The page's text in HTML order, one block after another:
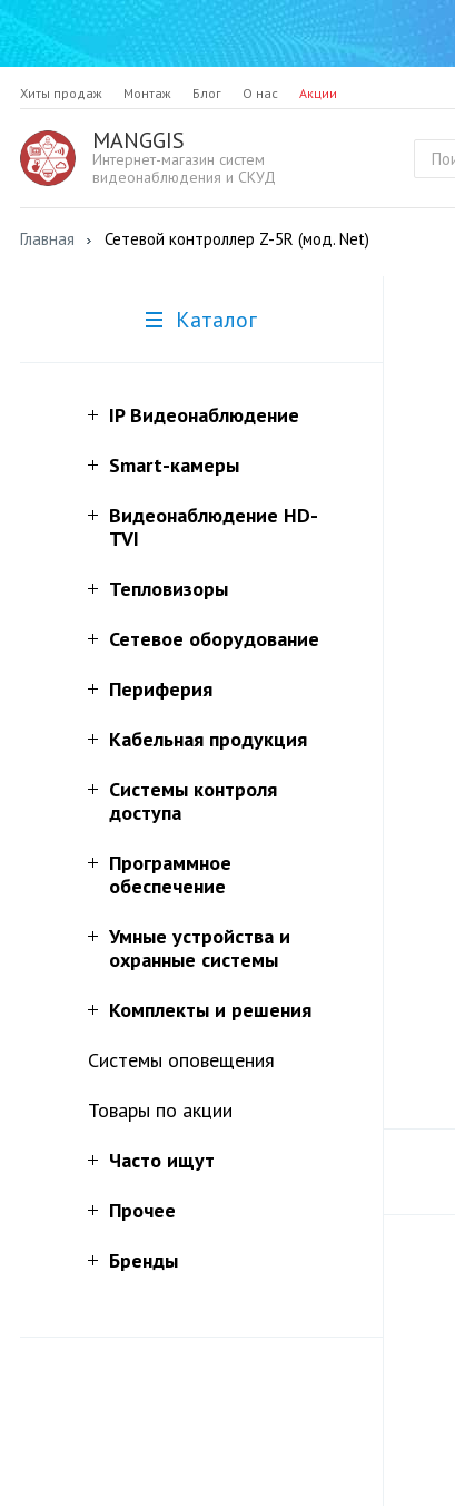
Хиты продаж Монтаж Блог О нас Акции
MANGGIS
Интернет-магазин систем
видеонаблюдения и СКУД
Главная Сетевой контроллер Z-5R (мод. Net)
Каталог
IP Видеонаблюдение
Smart-камеры
Видеонаблюдение HD-
TVI
Тепловизоры
Сетевое оборудование
Периферия
Кабельная продукция
Системы контроля
доступа
Программное
обеспечение
Умные устройства и
охранные системы
Комплекты и решения
Системы оповещения
Товары по акции
Часто ищут
Прочее
Бренды